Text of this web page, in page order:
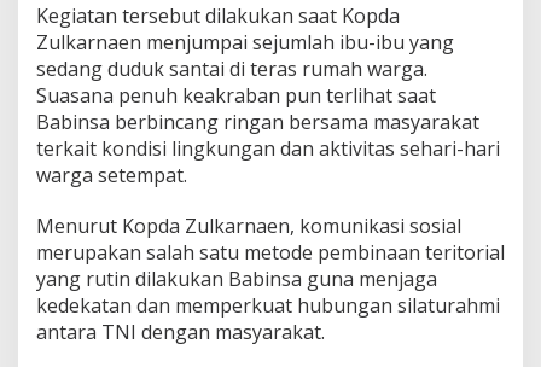
u
a
s
a
n
a
A
a
b
P
e
n
u
Kegiatan tersebut dilakukan saat Kopda
Zulkarnaen menjumpai sejumlah ibu-ibu yang
sedang duduk santai di teras rumah warga.
Suasana penuh keakraban pun terlihat saat
Babinsa berbincang ringan bersama masyarakat
terkait kondisi lingkungan dan aktivitas sehari-hari
warga setempat.
Menurut Kopda Zulkarnaen, komunikasi sosial
merupakan salah satu metode pembinaan teritorial
yang rutin dilakukan Babinsa guna menjaga
kedekatan dan memperkuat hubungan silaturahmi
antara TNI dengan masyarakat.